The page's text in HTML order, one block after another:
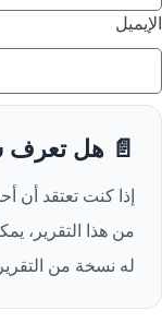
الإيميل
📄 هل تعرف
إذا كنت تعتقد أن
من هذا التقرير،
له نسخة من